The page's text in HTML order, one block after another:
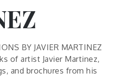
BY JAVIER MARTINEZ
of artist Javier Martinez,
and brochures from his